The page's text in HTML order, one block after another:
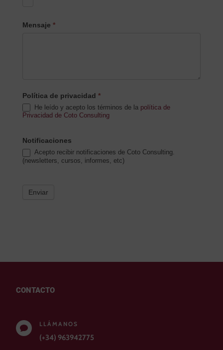
Mensaje *
Política de privacidad *
He leído y acepto los términos de la política de
Privacidad de Coto Consulting
Notificaciones
Acepto recibir notificaciones de Coto Consulting.
(newsletters, cursos, informes, etc)
Enviar
CONTACTO

LLÁMANOS
(+34) 963942775